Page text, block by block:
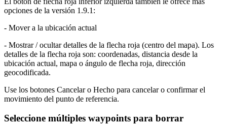
opciones de la versión 1.9.1:
- Mover a la ubicación actual
- Mostrar / ocultar detalles de la flecha roja (centro del mapa). Los
detalles de la flecha roja son: coordenadas, distancia desde la
ubicación actual, mapa o ángulo de flecha roja, dirección
geocodificada.
Use los botones Cancelar o Hecho para cancelar o confirmar el
movimiento del punto de referencia.
Seleccione múltiples waypoints para borrar